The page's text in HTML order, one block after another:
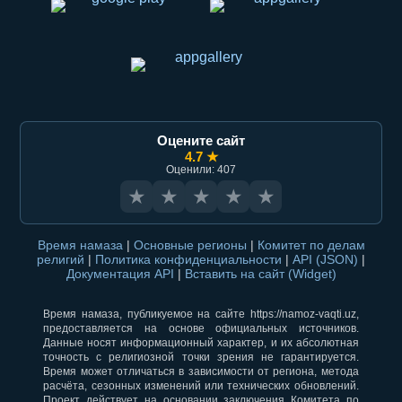
Оцените сайт
4.7 ★
Оценили: 407
★ ★ ★ ★ ★
Время намаза | Основные регионы | Комитет по делам
религий | Политика конфиденциальности | API (JSON) |
Документация API | Вставить на сайт (Widget)
Время намаза, публикуемое на сайте https://namoz-vaqti.uz,
предоставляется на основе официальных источников.
Данные носят информационный характер, и их абсолютная
точность с религиозной точки зрения не гарантируется.
Время может отличаться в зависимости от региона, метода
расчёта, сезонных изменений или технических обновлений.